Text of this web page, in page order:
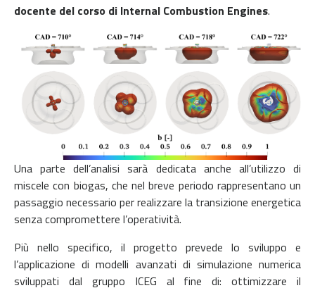
docente del corso di Internal Combustion Engines.
Una parte dell’analisi sarà dedicata anche all’utilizzo di
miscele con biogas, che nel breve periodo rappresentano un
passaggio necessario per realizzare la transizione energetica
senza compromettere l’operatività.
Più nello specifico, il progetto prevede lo sviluppo e
l’applicazione di modelli avanzati di simulazione numerica
sviluppati dal gruppo ICEG al fine di: ottimizzare il